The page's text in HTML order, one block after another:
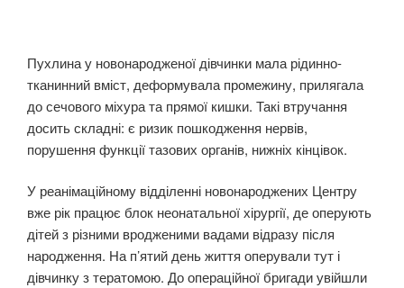
Пухлина у новонародженої дівчинки мала рідинно-
тканинний вміст, деформувала промежину, прилягала
до сечового міхура та прямої кишки. Такі втручання
досить складні: є ризик пошкодження нервів,
порушення функції тазових органів, нижніх кінцівок.
У реанімаційному відділенні новонароджених Центру
вже рік працює блок неонатальної хірургії, де оперують
дітей з різними вродженими вадами відразу після
народження. На п’ятий день життя оперували тут і
дівчинку з тератомою. До операційної бригади увійшли